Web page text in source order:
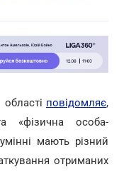
повідомляє,
«фізична особа-
мають різний
отриманих